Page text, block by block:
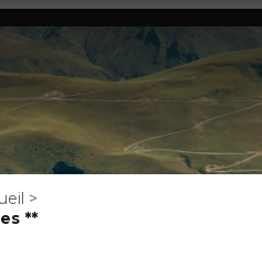
>
**